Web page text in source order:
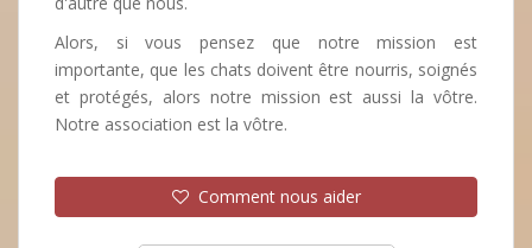
Alors, si vous pensez que notre mission est
importante, que les chats doivent être nourris, soignés
et protégés, alors notre mission est aussi la vôtre.
Notre association est la vôtre.
Comment nous aider